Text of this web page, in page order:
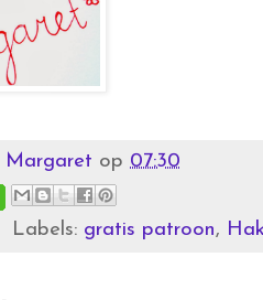
Margaret op 07:30
Labels: gratis patroon,